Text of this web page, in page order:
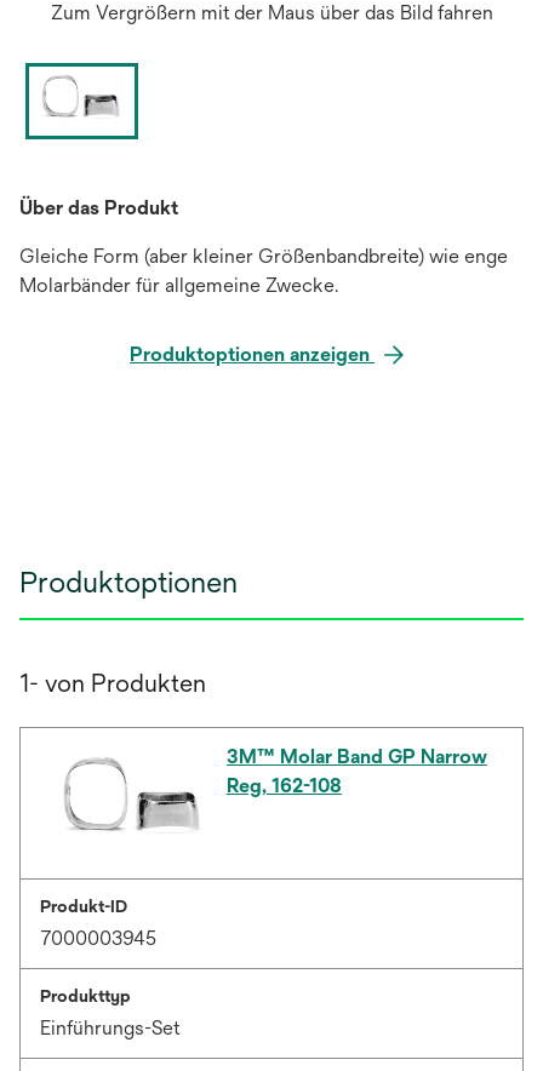
Zum Vergrößern mit der Maus über das Bild fahren
Über das Produkt
Gleiche Form (aber kleiner Größenbandbreite) wie enge
Molarbänder für allgemeine Zwecke.
Produktoptionen anzeigen
Produktoptionen
1- von Produkten
3M™ Molar Band GP Narrow
Reg, 162-108
Produkt-ID
7000003945
Produkttyp
Einführungs-Set